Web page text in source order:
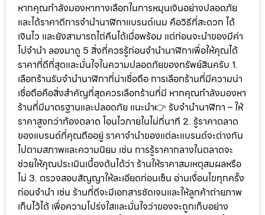
หากคุณกำลังมองหาทางเลือกในการหมุนเงินอย่างปลอดภัย
และได้ราคาดีการจำนำนาฬิกาแบรนด์เนม คือวิธีที่สะดวก ได้
เงินไว และยังสามารถไถ่คืนได้เมื่อพร้อม แต่ก่อนจะนำของมีค่า
ไปจำนำ ลองมาดู 5 สิ่งที่ควรรู้ก่อนจำนำนาฬิกาเพื่อให้คุณได้
ราคาที่ดีที่สุดและมั่นใจในความปลอดภัยของทรัพย์สินครับ 1.
เลือกร้านรับจำนำนาฬิกาที่น่าเชื่อถือ การเลือกร้านที่มีความน่า
เชื่อถือคือสิ่งสำคัญที่สุดควรเลือกร้านที่มี หากคุณกำลังมองหา
ร้านที่มีมาตรฐานและปลอดภัย แนะนำ👉 รับจำนำนาฬิกา – ให้
ราคาสูงกว่าท้องตลาด โอนไวภายในไม่กี่นาที 2. รู้ราคาตลาด
ของแบรนด์ที่คุณถืออยู่ ราคาจำนำของแต่ละแบรนด์จะต่างกัน
ไปตามสภาพและความนิยม เช่น การรู้ราคากลางในตลาดจะ
ช่วยให้คุณประเมินเบื้องต้นได้ว่า ร้านให้ราคาสมเหตุสมผลหรือ
ไม่ 3. ตรวจสอบสัญญาให้ละเอียดก่อนเซ็น อ่านเงื่อนไขทุกครั้ง
ก่อนจำนำ เช่น ร้านที่ดีจะมีเอกสารชัดเจนและให้ลูกค้าถ่ายภาพ
เก็บไว้ได้ เพื่อความโปร่งใสและมั่นใจว่าของจะถูกเก็บอย่าง